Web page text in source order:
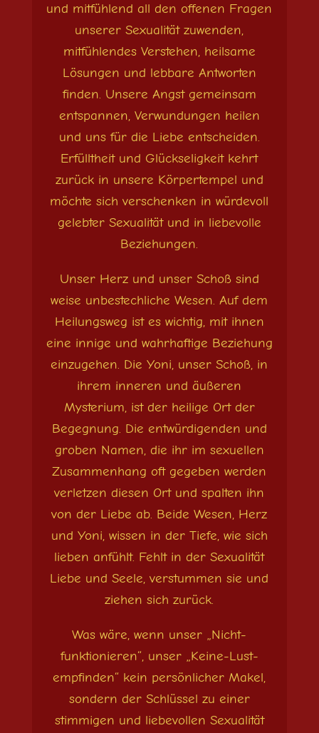
und mitfühlend all den offenen Fragen
unserer Sexualität zuwenden,
mitfühlendes Verstehen, heilsame
Lösungen und lebbare Antworten
finden. Unsere Angst gemeinsam
entspannen, Verwundungen heilen
und uns für die Liebe entscheiden.
Erfülltheit und Glückseligkeit kehrt
zurück in unsere Körpertempel und
möchte sich verschenken in würdevoll
gelebter Sexualität und in liebevolle
Beziehungen.
Unser Herz und unser Schoß sind
weise unbestechliche Wesen. Auf dem
Heilungsweg ist es wichtig, mit ihnen
eine innige und wahrhaftige Beziehung
einzugehen. Die Yoni, unser Schoß, in
ihrem inneren und äußeren
Mysterium, ist der heilige Ort der
Begegnung. Die entwürdigenden und
groben Namen, die ihr im sexuellen
Zusammenhang oft gegeben werden
verletzen diesen Ort und spalten ihn
von der Liebe ab. Beide Wesen, Herz
und Yoni, wissen in der Tiefe, wie sich
lieben anfühlt. Fehlt in der Sexualität
Liebe und Seele, verstummen sie und
ziehen sich zurück.
Was wäre, wenn unser „Nicht-
funktionieren“, unser „Keine-Lust-
empfinden“ kein persönlicher Makel,
sondern der Schlüssel zu einer
stimmigen und liebevollen Sexualität